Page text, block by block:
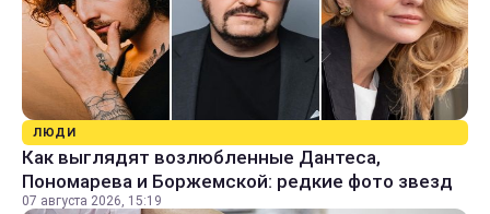
ЛЮДИ
Как выглядят возлюбленные Дантеса,
Пономарева и Боржемской: редкие фото звезд
07 августа 2026, 15:19